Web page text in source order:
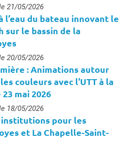
21/05/2026
l’eau du bateau innovant le
sur le bassin de la
20/05/2026
: Animations autour
couleurs avec l'UTT à la
mai 2026
18/05/2026
pour les
et La Chapelle-Saint-